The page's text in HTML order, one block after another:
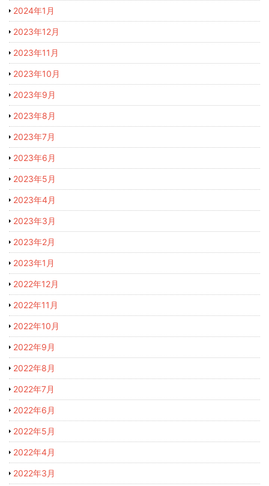
2024年1月
2023年12月
2023年11月
2023年10月
2023年9月
2023年8月
2023年7月
2023年6月
2023年5月
2023年4月
2023年3月
2023年2月
2023年1月
2022年12月
2022年11月
2022年10月
2022年9月
2022年8月
2022年7月
2022年6月
2022年5月
2022年4月
2022年3月